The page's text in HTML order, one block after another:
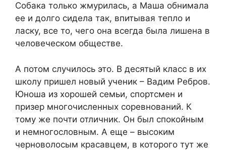
Собака только жмурилась, а Маша обнимала
ее и долго сидела так, впитывая тепло и
ласку, все то, чего она всегда была лишена в
человеческом обществе.
А потом случилось это. В десятый класс в их
школу пришел новый ученик – Вадим Ребров.
Юноша из хорошей семьи, спортсмен и
призер многочисленных соревнований. К
тому же почти отличник. Он был спокойным
и немногословным. А еще – высоким
черноволосым красавцем, в которого тут же